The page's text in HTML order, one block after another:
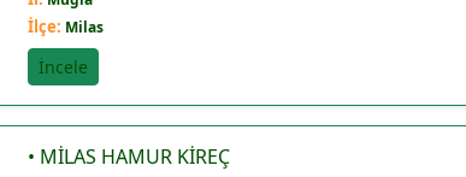
İlçe: Milas
İncele
• MİLAS HAMUR KİREÇ